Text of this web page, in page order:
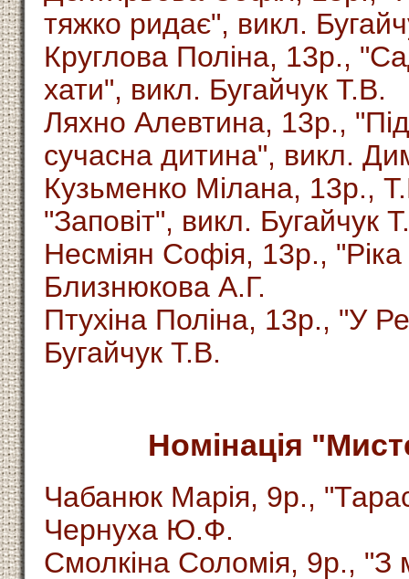
тяжко ридає", викл.
Круглова Поліна, 13р.,
хати", викл. Бугайчук Т.В.
Ляхно Алевтина, 13р.,
сучасна дитина", викл.
Кузьменко Мілана, 13р.,
"Заповіт", викл. Бугайчук
Несміян Софія, 13р.,
Близнюкова А.Г.
Птухіна Поліна, 13р., "У
Бугайчук Т.В.
Номінація
Чабанюк Марія, 9р.,
Чернуха Ю.Ф.
Смолкіна Соломія, 9р., "З